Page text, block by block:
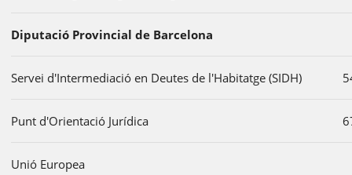
Diputació Provincial de Barcelona
Servei d'Intermediació en Deutes de l'Habitatge (SIDH)
Punt d'Orientació Jurídica
Unió Europea